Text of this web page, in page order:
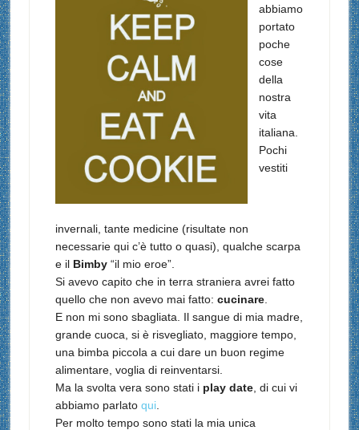
abbiamo
portato
poche
cose
della
nostra
vita
italiana.
Pochi
vestiti
invernali, tante medicine (risultate non
necessarie qui c’è tutto o quasi), qualche scarpa
e il Bimby “il mio eroe”.
Si avevo capito che in terra straniera avrei fatto
quello che non avevo mai fatto: cucinare.
E non mi sono sbagliata. Il sangue di mia madre,
grande cuoca, si è risvegliato, maggiore tempo,
una bimba piccola a cui dare un buon regime
alimentare, voglia di reinventarsi.
Ma la svolta vera sono stati i play date, di cui vi
abbiamo parlato qui.
Per molto tempo sono stati la mia unica